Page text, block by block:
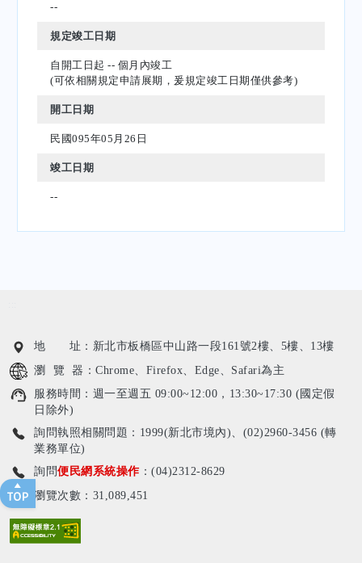
--
規定竣工日期
自開工日起 -- 個月內竣工
(可依相關規定申請展期，爰規定竣工日期僅供參考)
開工日期
民國095年05月26日
竣工日期
--
地 址：新北市板橋區中山路一段161號2樓、5樓、13樓
瀏 覽 器：Chrome、Firefox、Edge、Safari為主
服務時間：週一至週五 09:00~12:00，13:30~17:30 (國定假
日除外)
詢問執照相關問題：1999(新北市境內)、(02)2960-3456 (轉
業務單位)
詢問便民網系統操作 ：(04)2312-8629
瀏覽次數：31,089,451